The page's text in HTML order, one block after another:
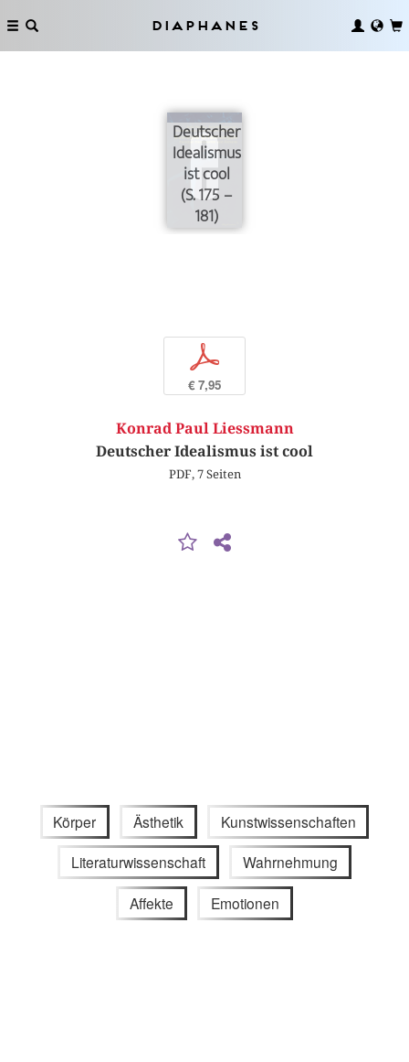
Diaphanes
Deutscher
Idealismus
ist cool
(S. 175 –
181)
p
€ 7,95
Konrad Paul Liessmann
Deutscher Idealismus ist cool
PDF, 7 Seiten
Körper Ästhetik Kunstwissenschaften
Literaturwissenschaft Wahrnehmung
Affekte Emotionen